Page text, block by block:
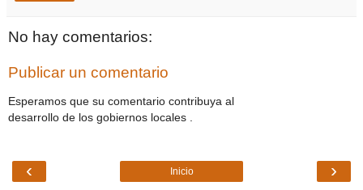
No hay comentarios:
Publicar un comentario
Esperamos que su comentario contribuya al
desarrollo de los gobiernos locales .
‹ ›
Inicio